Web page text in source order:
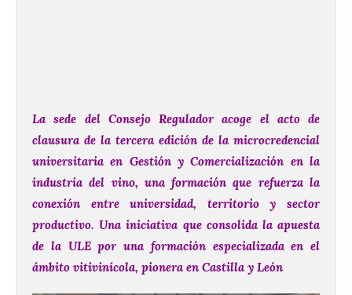
La sede del Consejo Regulador acoge el acto de
clausura de la tercera edición de la microcredencial
universitaria en Gestión y Comercialización en la
industria del vino, una formación que refuerza la
conexión entre universidad, territorio y sector
productivo. Una iniciativa que consolida la apuesta
de la ULE por una formación especializada en el
ámbito vitivinícola, pionera en Castilla y León